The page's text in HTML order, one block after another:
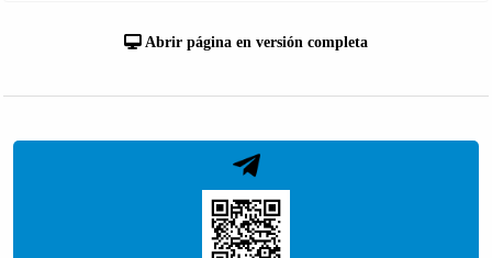
Abrir página en versión completa